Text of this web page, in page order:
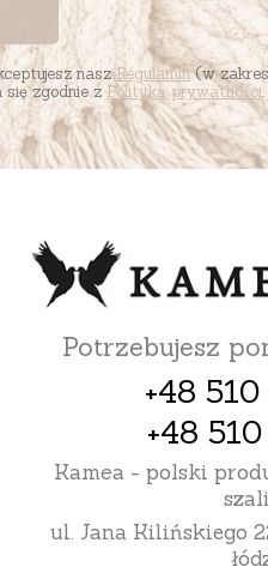
naszRegulamin(w
się zgodnie zPolityką prywatności.
Potrzebujesz
+48
+48
Kamea - polski
ul. Jana Kilińskiego